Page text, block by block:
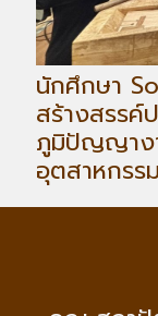
นักศึกษา
สร้างสรรค์
ภูมิปัญญาง
อุตสาหกรร